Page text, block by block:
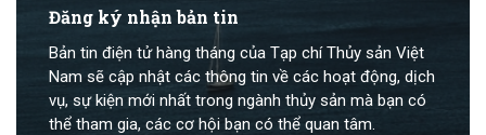
Đăng ký nhận bản tin
Bản tin điện tử hàng tháng của Tạp chí Thủy sản Việt
Nam sẽ cập nhật các thông tin về các hoạt động, dịch
vụ, sự kiện mới nhất trong ngành thủy sản mà bạn có
thể tham gia, các cơ hội bạn có thể quan tâm.